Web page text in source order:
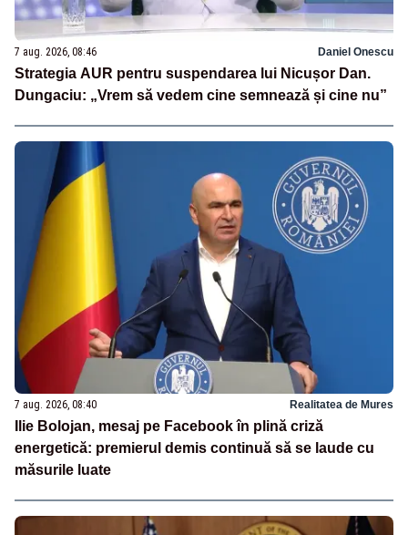
7 aug. 2026, 08:46 Daniel Onescu
Strategia AUR pentru suspendarea lui Nicușor Dan.
Dungaciu: „Vrem să vedem cine semnează și cine nu”
7 aug. 2026, 08:40 Realitatea de Mures
Ilie Bolojan, mesaj pe Facebook în plină criză
energetică: premierul demis continuă să se laude cu
măsurile luate